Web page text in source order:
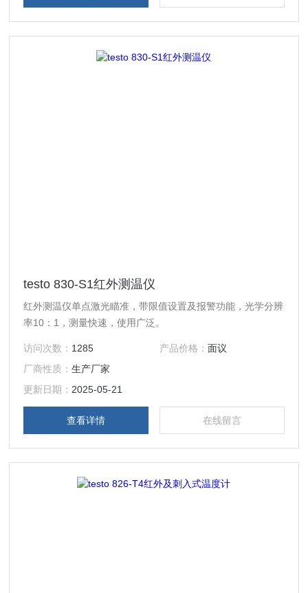
testo 830-S1红外测温仪
红外测温仪单点激光瞄准，带限值设置及报警功能，光学分辨
率10：1，测量快速，使用广泛。
访问次数： 1285 产品价格： 面议
厂商性质：生产厂家
更新日期： 2025-05-21
查看详情 在线留言